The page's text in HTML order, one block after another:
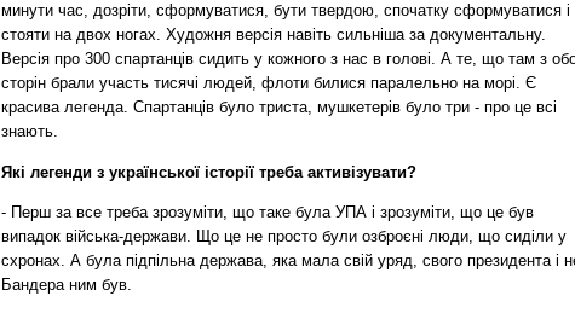
минути час, дозріти, сформуватися, бути твердою, спочатку сформуватися і
стояти на двох ногах. Художня версія навіть сильніша за документальну.
Версія про 300 спартанців сидить у кожного з нас в голові. А те, що там з
сторін брали участь тисячі людей, флоти билися паралельно на морі. Є
красива легенда. Спартанців було триста, мушкетерів було три - про це всі
знають.
Які легенди з української історії треба активізувати?
- Перш за все треба зрозуміти, що таке була УПА і зрозуміти, що це був
випадок війська-держави. Що це не просто були озброєні люди, що сиділи у
схронах. А була підпільна держава, яка мала свій уряд, свого президента і
Бандера ним був.